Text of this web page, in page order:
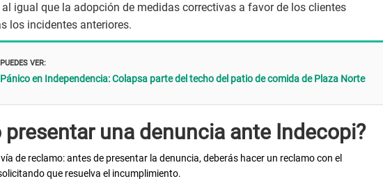
al igual que la adopción de medidas correctivas a favor de los clientes
los incidentes anteriores.
PUEDES VER:
Pánico en Independencia: Colapsa parte del techo del patio de comida de Plaza Norte
presentar una denuncia ante Indecopi?
de reclamo: antes de presentar la denuncia, deberás hacer un reclamo con el
que resuelva el incumplimiento.